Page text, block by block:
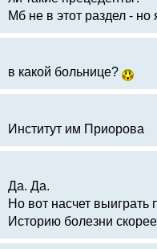
Мб не в этот раздел - но
в какой больнице?
Институт им Приорова
Да. Да.
Но вот насчет выиграть
Историю болезни